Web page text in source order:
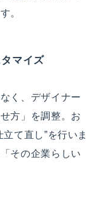
。
マイズ
く、デザイナー
方」を調整。お
て直し”を行いま
その企業らしい